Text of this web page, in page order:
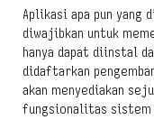
Aplikasi apa pun
diwajibkan untuk
hanya dapat diinstal
didaftarkan
akan menyediakan
fungsionalitas sistem